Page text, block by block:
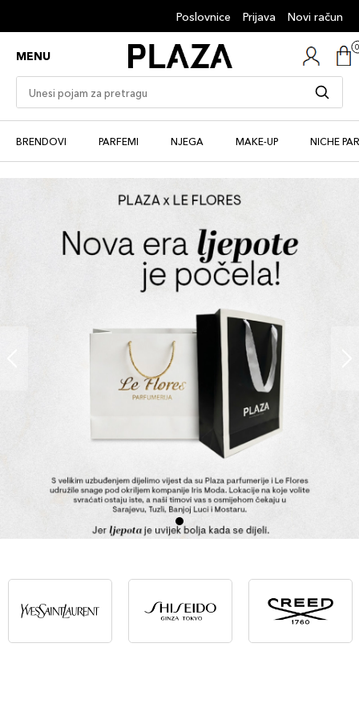
Poslovnice Prijava Novi račun
MENU
BRENDOVI PARFEMI NJEGA MAKE-UP NICHE